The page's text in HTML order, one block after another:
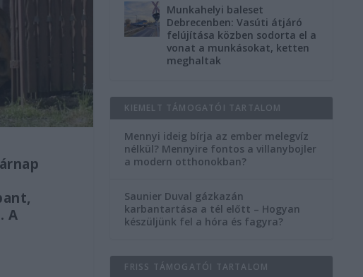
A
Munkahelyi baleset
Debrecenben: Vasúti átjáró
felújítása közben sodorta el a
vonat a munkásokat, ketten
meghaltak
KIEMELT TÁMOGATÓI TARTALOM
Mennyi ideig bírja az ember melegvíz
nélkül? Mennyire fontos a villanybojler
a modern otthonokban?
Saunier Duval gázkazán
karbantartása a tél előtt – Hogyan
készüljünk fel a hóra és fagyra?
FRISS TÁMOGATÓI TARTALOM